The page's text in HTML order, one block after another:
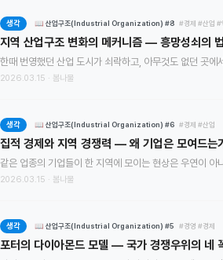
생각 📖 산업구조(Industrial Organization) #8 #경제 #산업 #
지역 산업구조 변화의 메커니즘 — 흥망성쇠의
2026.03.15 · 봄나물
생각 📖 산업구조(Industrial Organization) #6 #경제 #산업
집적 경제와 지역 경쟁력 — 왜 기업은 모여드는
2026.03.15 · 봄나물
생각 📖 산업구조(Industrial Organization) #5 #경영 #경제
포터의 다이아몬드 모델 — 국가 경쟁우위의 네